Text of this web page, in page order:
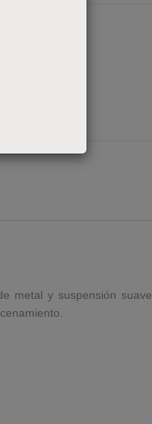
metal y suspensión suave